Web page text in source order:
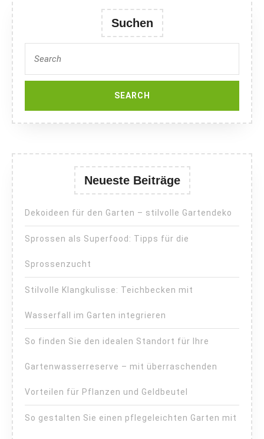
Suchen
for:
Neueste Beiträge
Dekoideen für den Garten – stilvolle Gartendeko
Sprossen als Superfood: Tipps für die
Sprossenzucht
Stilvolle Klangkulisse: Teichbecken mit
Wasserfall im Garten integrieren
So finden Sie den idealen Standort für Ihre
Gartenwasserreserve – mit überraschenden
Vorteilen für Pflanzen und Geldbeutel
So gestalten Sie einen pflegeleichten Garten mit